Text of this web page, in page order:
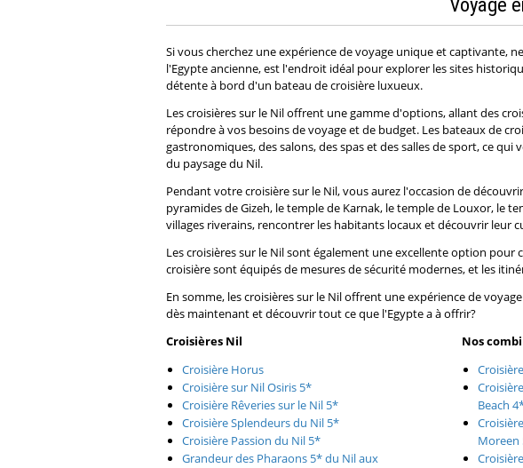
Si vous cherchez une expérience de voyage unique et captivante,
l'Egypte ancienne, est l'endroit idéal pour explorer les sites
détente à bord d'un bateau de croisière luxueux.
Les croisières sur le Nil offrent une gamme d'options, allant des
répondre à vos besoins de voyage et de budget. Les bateaux de
gastronomiques, des salons, des spas et des salles de sport, ce
du paysage du Nil.
Pendant votre croisière sur le Nil, vous aurez l'occasion de
pyramides de Gizeh, le temple de Karnak, le temple de Louxor, le
villages riverains, rencontrer les habitants locaux et découvrir leur
Les croisières sur le Nil sont également une excellente option
croisière sont équipés de mesures de sécurité modernes, et les
En somme, les croisières sur le Nil offrent une expérience de
dès maintenant et découvrir tout ce que l'Egypte a à offrir?
Croisières Nil
Croisière Horus
Croisière sur Nil Osiris 5*
Croisière Rêveries sur le Nil 5*
Croisière Splendeurs du Nil 5*
Croisière Passion du Nil 5*
Grandeur des Pharaons 5* du Nil aux
Nos
Beach
Moreen